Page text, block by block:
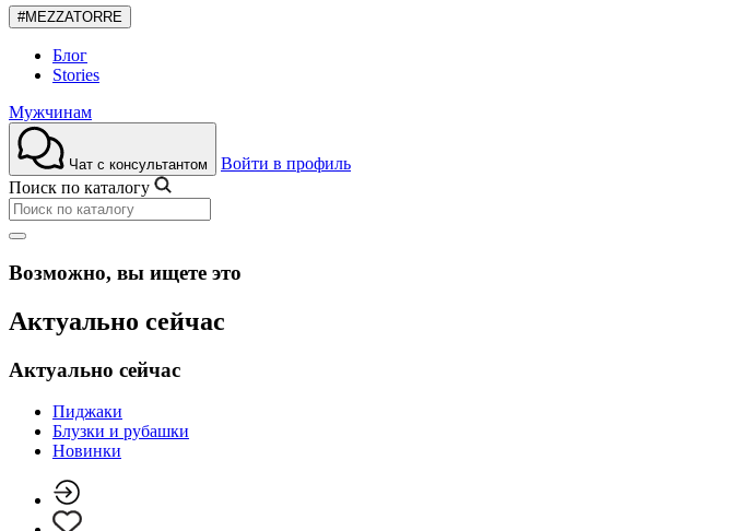
#MEZZATORRE
Блог
Stories
Мужчинам
Чат с консультантом
Войти в профиль
Поиск по каталогу
Возможно, вы ищете это
Актуально сейчас
Актуально сейчас
Пиджаки
Блузки и рубашки
Новинки